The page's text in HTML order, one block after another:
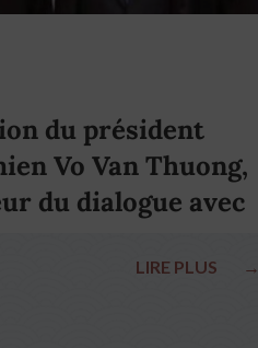
du président
Vo Van Thuong,
du dialogue avec
LIRE PLUS →